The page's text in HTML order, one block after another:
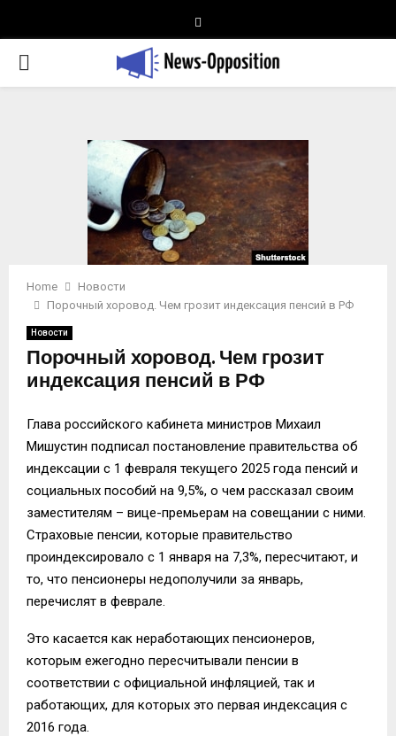
PRIMARY
Home
Новости
Порочный хоровод. Чем грозит индексация пенсий в РФ
Новости
Порочный хоровод. Чем грозит
индексация пенсий в РФ
Глава российского кабинета министров Михаил
Мишустин подписал постановление правительства об
индексации с 1 февраля текущего 2025 года пенсий и
социальных пособий на 9,5%, о чем рассказал своим
заместителям – вице-премьерам на совещании с ними.
Страховые пенсии, которые правительство
проиндексировало с 1 января на 7,3%, пересчитают, и
то, что пенсионеры недополучили за январь,
перечислят в феврале.
Это касается как неработающих пенсионеров,
которым ежегодно пересчитывали пенсии в
соответствии с официальной инфляцией, так и
работающих, для которых это первая индексация с
2016 года.